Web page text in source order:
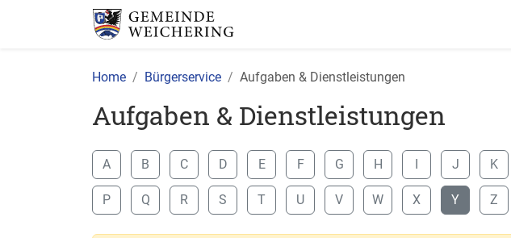
Home Bürgerservice Aufgaben & Dienstleistungen
Aufgaben & Dienstleistungen
A B C D E F G H I J K
P Q R S T U V W X Y Z